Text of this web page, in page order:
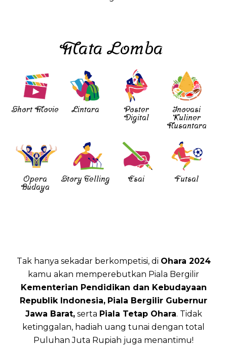
Mata Lomba
Short Movie Lintara
Poster
Digital
Inovasi
Kuliner
Nusantara
Opera
Budaya
Story Telling Esai Futsal
Tak hanya sekadar berkompetisi, di Ohara 2024
kamu akan memperebutkan Piala Bergilir
Kementerian Pendidikan dan Kebudayaan
Republik Indonesia, Piala Bergilir Gubernur
Jawa Barat,serta Piala Tetap Ohara. Tidak
ketinggalan, hadiah uang tunai dengan total
Puluhan Juta Rupiah juga menantimu!